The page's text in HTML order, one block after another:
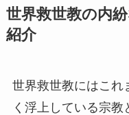
世界救世教の内
紹介
世界救世教にはこれ
く浮上している宗